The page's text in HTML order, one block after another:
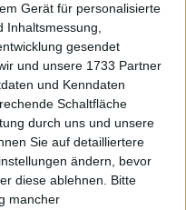
Gerät für personalisierte
Inhaltsmessung,
gesendet
und unsere 1733 Partner
und Kenndaten
Schaltfläche
durch uns und unsere
Sie auf detailliertere
ändern, bevor
diese ablehnen. Bitte
mancher
für die Teilnahme
$ garantiert werden,
zusätzliche Summe
das im vergangenen
wechselte, gibt
als 2.000.00 Dollar.